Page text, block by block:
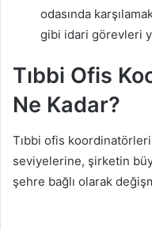
odasında
gibi idari görevleri
Tıbbi Ofis
Ne Kadar?
Tıbbi ofis
seviyelerine, şirketin
şehre bağlı olarak